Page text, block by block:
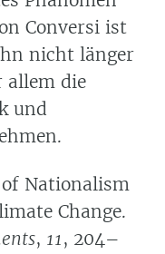
Conversi ist
nicht länger
allem die
und
of Nationalism
Change.
, 11, 204–